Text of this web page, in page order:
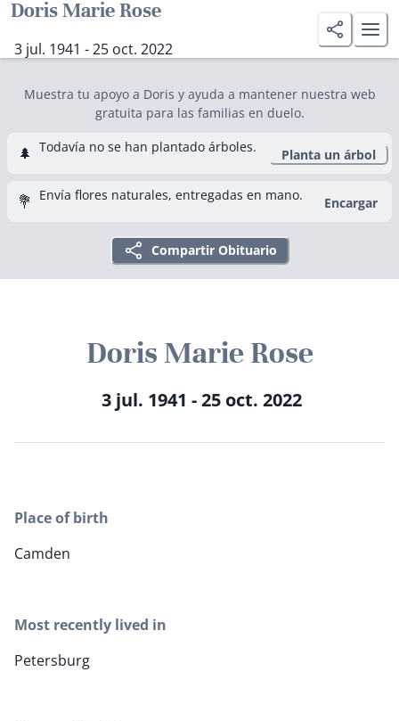
Doris Marie Rose
3 jul. 1941 - 25 oct. 2022
Muestra tu apoyo a Doris y ayuda a mantener nuestra web
gratuita para las familias en duelo.
🌲 Todavía no se han plantado árboles. Planta un árbol
💐 Envía flores naturales, entregadas en mano. Encargar
Compartir Obituario
Doris Marie Rose
3 jul. 1941 - 25 oct. 2022
Place of birth
Camden
Most recently lived in
Petersburg